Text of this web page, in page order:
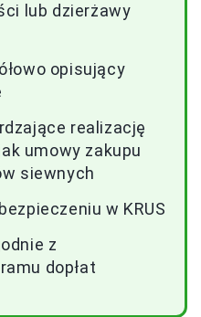
lub dzierżawy
opisujący
realizację
umowy zakupu
siewnych
w KRUS
z
dopłat